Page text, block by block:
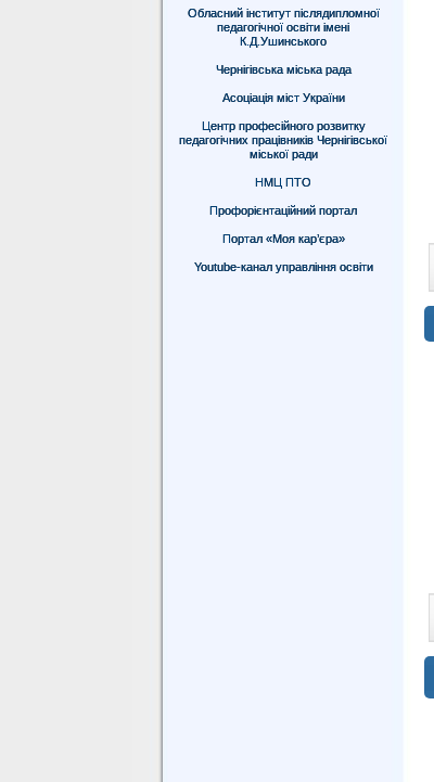
Обласний інститут післядипломної
педагогічної освіти імені
К.Д.Ушинського
Чернігівська міська рада
Асоціація міст України
Центр професійного розвитку
педагогічних працівників Чернігівської
міської ради
НМЦ ПТО
Профорієнтаційний портал
Портал «Моя кар’єра»
Youtube-канал управління освіти